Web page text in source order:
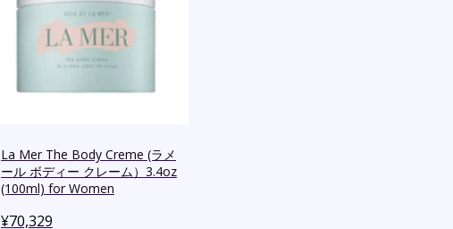
La Mer The Body Creme (ラメ
ール ボディー クレーム）3.4oz
(100ml) for Women
¥70,329